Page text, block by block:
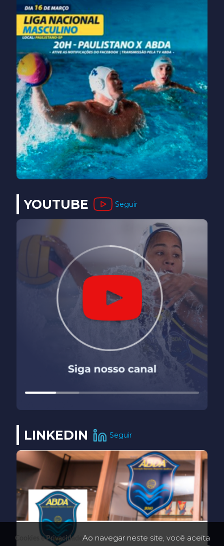
YOUTUBE Seguir
LINKEDIN Seguir
Cookies e Privacidade Ao navegar neste site, você aceita